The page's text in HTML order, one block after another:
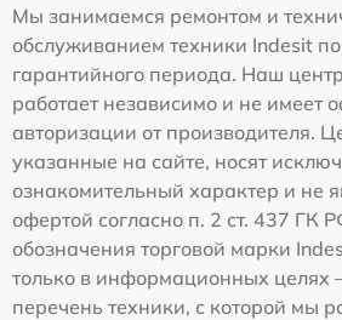
Мы занимаемся ремонтом и
обслуживанием техники Indesit
гарантийного периода. Наш
работает независимо и не имеет
авторизации от производителя.
указанные на сайте, носят
ознакомительный характер и не
офертой согласно п. 2 ст. 437 ГК
обозначения торговой марки
только в информационных целях
перечень техники, с которой мы